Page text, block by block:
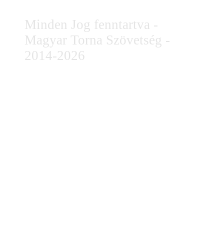
Minden Jog fenntartva -
Magyar Torna Szövetség -
2014-2026